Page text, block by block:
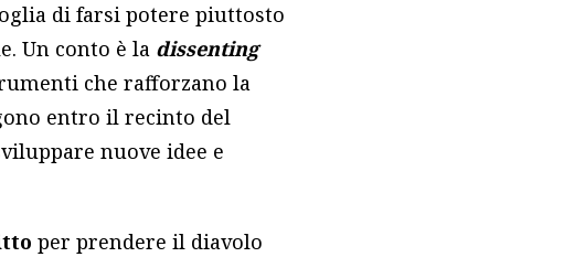
di farsi potere piuttosto
Un conto è la dissenting
che rafforzano la
entro il recinto del
nuove idee e
per prendere il diavolo